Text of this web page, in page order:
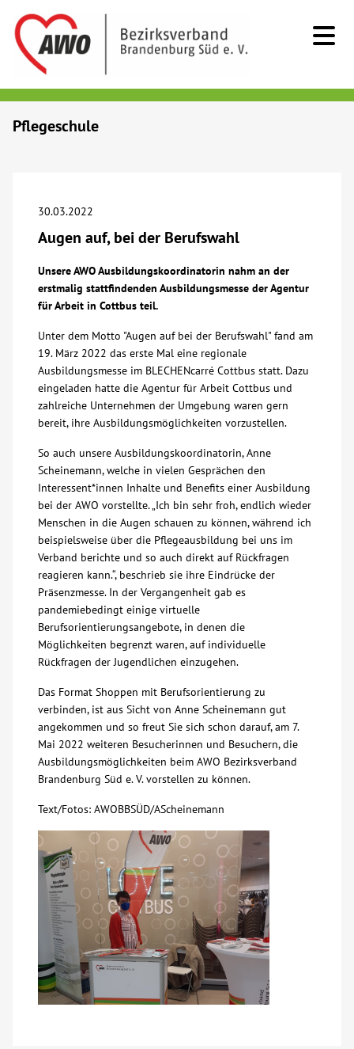
Beratung & Hilfe
Begegnung
Bildung
Über uns
Veranstaltungen
Spenden
Mitmachen
Karriere
Ausbildung
Glossar
Suche
Kontakt
AWO BB Süd
Pflegeschule
30.03.2022
Augen auf, bei der Berufswahl
Unsere AWO Ausbildungskoordinatorin nahm an der
erstmalig stattfindenden Ausbildungsmesse der Agentur
für Arbeit in Cottbus teil.
Unter dem Motto "Augen auf bei der Berufswahl" fand am
19. März 2022 das erste Mal eine regionale
Ausbildungsmesse im BLECHENcarré Cottbus statt. Dazu
eingeladen hatte die Agentur für Arbeit Cottbus und
zahlreiche Unternehmen der Umgebung waren gern
bereit, ihre Ausbildungsmöglichkeiten vorzustellen.
So auch unsere Ausbildungskoordinatorin, Anne
Scheinemann, welche in vielen Gesprächen den
Interessent*innen Inhalte und Benefits einer Ausbildung
bei der AWO vorstellte. „Ich bin sehr froh, endlich wieder
Menschen in die Augen schauen zu können, während ich
beispielsweise über die Pflegeausbildung bei uns im
Verband berichte und so auch direkt auf Rückfragen
reagieren kann.“, beschrieb sie ihre Eindrücke der
Präsenzmesse. In der Vergangenheit gab es
pandemiebedingt einige virtuelle
Berufsorientierungsangebote, in denen die
Möglichkeiten begrenzt waren, auf individuelle
Rückfragen der Jugendlichen einzugehen.
Das Format Shoppen mit Berufsorientierung zu
verbinden, ist aus Sicht von Anne Scheinemann gut
angekommen und so freut Sie sich schon darauf, am 7.
Mai 2022 weiteren Besucherinnen und Besuchern, die
Ausbildungsmöglichkeiten beim AWO Bezirksverband
Brandenburg Süd e. V. vorstellen zu können.
Text/Fotos: AWOBBSÜD/AScheinemann